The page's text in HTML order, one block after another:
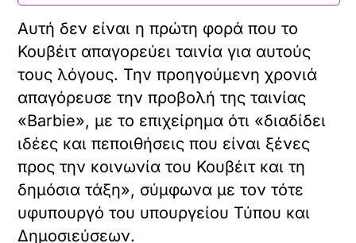
Αυτή δεν είναι η πρώτη φορά που το
Κουβέιτ απαγορεύει ταινία για αυτούς
τους λόγους. Την προηγούμενη χρονιά
απαγόρευσε την προβολή της ταινίας
«Barbie», με το επιχείρημα ότι «διαδίδει
ιδέες και πεποιθήσεις που είναι ξένες
προς την κοινωνία του Κουβέιτ και τη
δημόσια τάξη», σύμφωνα με τον τότε
υφυπουργό του υπουργείου Τύπου και
Δημοσιεύσεων.